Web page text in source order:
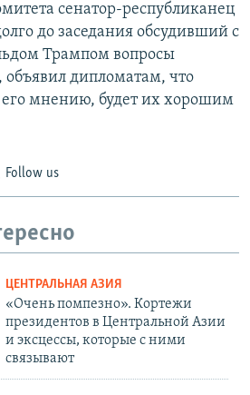
сенатор-республиканец
до заседания обсудивший с
Трампом вопросы
дипломатам, что
мнению, будет их хорошим
Follow us
ЦЕНТРАЛЬНАЯ АЗИЯ
«Очень помпезно». Кортежи
президентов в Центральной Азии
и эксцессы, которые с ними
связывают